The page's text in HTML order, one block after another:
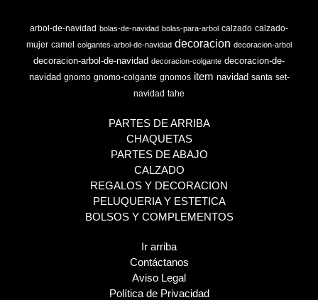
arbol-de-navidad bolas-de-navidad bolas-para-arbol calzado calzado-
mujer camel colgantes-arbol-de-navidad decoracion decoracion-arbol
decoracion-arbol-de-navidad decoracion-colgante decoracion-de-
navidad gnomo gnomo-colgante gnomos item navidad santa set-
navidad tahe
PARTES DE ARRIBA
CHAQUETAS
PARTES DE ABAJO
CALZADO
REGALOS Y DECORACION
PELUQUERIA Y ESTETICA
BOLSOS Y COMPLEMENTOS
Ir arriba
Contáctanos
Aviso Legal
Política de Privacidad